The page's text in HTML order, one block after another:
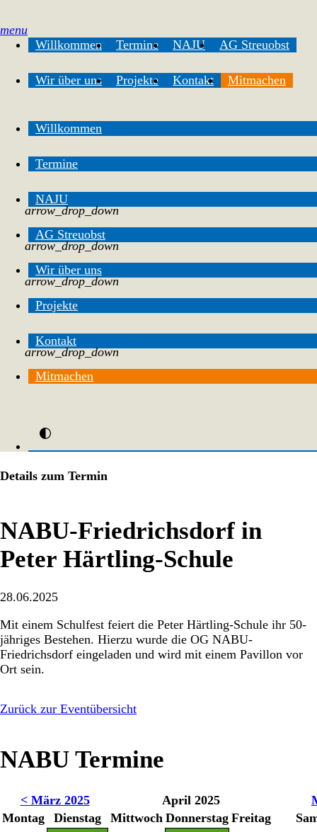
menu
Willkommen
Termine NAJU AG Streuobst
Wir über uns Projekte Kontakt Mitmachen
Willkommen
Termine
NAJU
AG Streuobst
arrow_drop_down
Wir über uns
arrow_drop_down
Projekte
arrow_drop_down
Kontakt
Mitmachen
arrow_drop_down
Details zum Termin
NABU-Friedrichsdorf in
Peter Härtling-Schule
28.06.2025
Mit einem Schulfest feiert die Peter Härtling-Schule ihr 50-
jähriges Bestehen. Hierzu wurde die OG NABU-
Friedrichsdorf eingeladen und wird mit einem Pavillon vor
Ort sein.
Zurück zur Eventübersicht
NABU Termine
< März 2025 April 2025
Montag
Dienstag Mittwoch Donnerstag Freitag